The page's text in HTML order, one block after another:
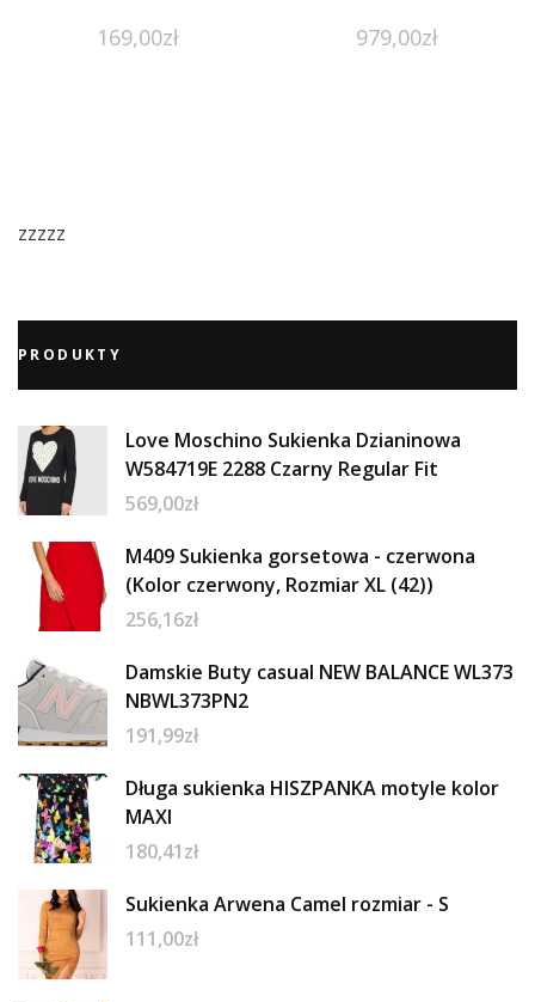
169,00zł 979,00zł
zzzzz
PRODUKTY
Love Moschino Sukienka Dzianinowa
W584719E 2288 Czarny Regular Fit
569,00zł
M409 Sukienka gorsetowa - czerwona
(Kolor czerwony, Rozmiar XL (42))
256,16zł
Damskie Buty casual NEW BALANCE WL373
NBWL373PN2
191,99zł
Długa sukienka HISZPANKA motyle kolor
MAXI
180,41zł
Sukienka Arwena Camel rozmiar - S
111,00zł